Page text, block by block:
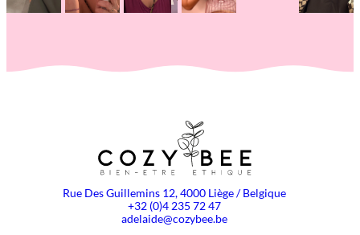
Rue Des Guillemins 12, 4000 Liège / Belgique
+32 (0)4 235 72 47
adelaide@cozybee.be